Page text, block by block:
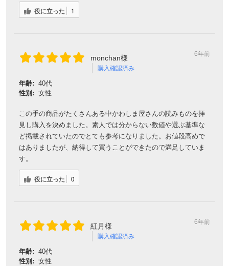
役に立った 1
monchan様
購入確認済み
6年前
年齢: 40代
性別: 女性
この手の商品がたくさんある中かわしま屋さんの読みものを拝
見し購入を決めました。素人では分からない数値や選ぶ基準な
ど掲載されていたのでとても参考になりました。お値段高めで
はありましたが、納得して買うことができたので満足していま
す。
役に立った 0
紅月様
購入確認済み
6年前
年齢: 40代
性別: 女性